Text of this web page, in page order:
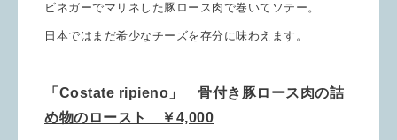
ビネガーでマリネした豚ロース肉で巻いてソテー。
日本ではまだ希少なチーズを存分に味わえます。
「Costate ripieno」 骨付き豚ロース肉の詰
め物のロースト ￥4,000